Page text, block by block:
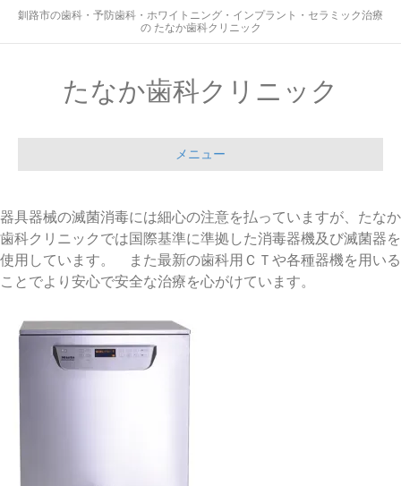
釧路市の歯科・予防歯科・ホワイトニング・インプラント・セラミック治療
の たなか歯科クリニック
たなか歯科クリニック
メニュー
器具器械の滅菌消毒には細心の注意を払っていますが、たなか
歯科クリニックでは国際基準に準拠した消毒器機及び滅菌器を
使用しています。 また最新の歯科用ＣＴや各種器機を用いる
ことでより安心で安全な治療を心がけています。